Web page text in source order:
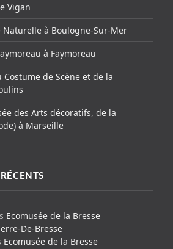
Vigan
Naturelle à Boulogne-Sur-Mer
à Faymoreau
de Scène et de la
des Arts décoratifs, de la
à Marseille
Ecomusée de la Bresse
De-Bresse
Ecomusée de la Bresse